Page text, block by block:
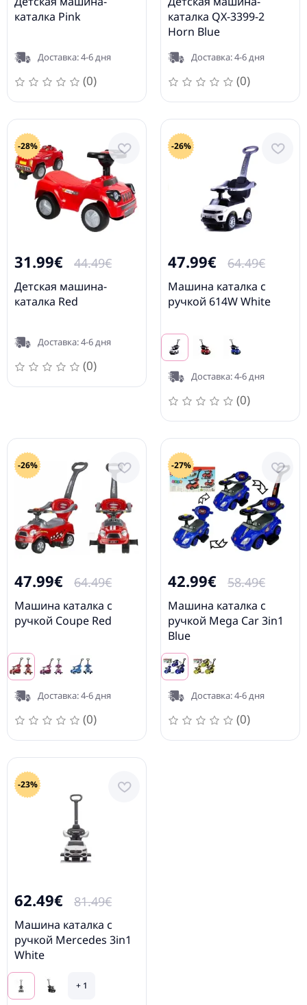
каталка Pink
Доставка: 4-6 дня
(0)
каталка QX-3399-2
Horn Blue
Доставка: 4-6 дня
(0)
-28%
31.99€ 44.49€
Детская машина-
каталка Red
Доставка: 4-6 дня
(0)
-26%
47.99€ 64.49€
Машина каталка с
ручкой 614W White
Доставка: 4-6 дня
(0)
-26%
47.99€ 64.49€
Машина каталка с
ручкой Coupe Red
Доставка: 4-6 дня
(0)
-27%
42.99€ 58.49€
Машина каталка с
ручкой Mega Car 3in1
Blue
Доставка: 4-6 дня
(0)
-23%
62.49€ 81.49€
Машина каталка с
ручкой Mercedes 3in1
White
+ 1